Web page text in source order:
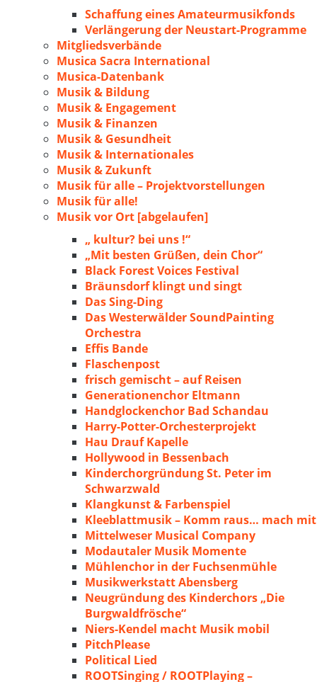
Schaffung eines Amateurmusikfonds
Verlängerung der Neustart-Programme
Mitgliedsverbände
Musica Sacra International
Musica-Datenbank
Musik & Bildung
Musik & Engagement
Musik & Finanzen
Musik & Gesundheit
Musik & Internationales
Musik & Zukunft
Musik für alle – Projektvorstellungen
Musik für alle!
Musik vor Ort [abgelaufen]
„ kultur? bei uns !“
„Mit besten Grüßen, dein Chor“
Black Forest Voices Festival
Bräunsdorf klingt und singt
Das Sing-Ding
Das Westerwälder SoundPainting
Orchestra
Effis Bande
Flaschenpost
frisch gemischt – auf Reisen
Generationenchor Eltmann
Handglockenchor Bad Schandau
Harry-Potter-Orchesterprojekt
Hau Drauf Kapelle
Hollywood in Bessenbach
Kinderchorgründung St. Peter im
Schwarzwald
Klangkunst & Farbenspiel
Kleeblattmusik – Komm raus… mach mit
Mittelweser Musical Company
Modautaler Musik Momente
Mühlenchor in der Fuchsenmühle
Musikwerkstatt Abensberg
Neugründung des Kinderchors „Die
Burgwaldfrösche“
Niers-Kendel macht Musik mobil
PitchPlease
Political Lied
ROOTSinging / ROOTPlaying –